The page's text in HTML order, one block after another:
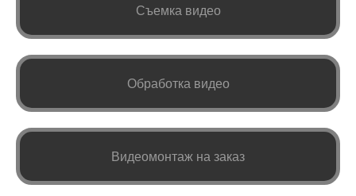
Съемка видео
Обработка видео
Видеомонтаж на заказ